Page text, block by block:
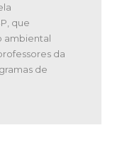
que
ambiental
da
de